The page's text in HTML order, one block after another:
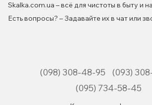
Skalka.com.ua – всё для чистоты в быту и
Есть вопросы? – Задавайте их в чат или
(098) 308-48-95
(093)
(095) 734-58-45